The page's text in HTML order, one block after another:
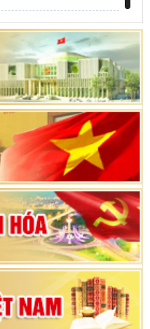
Nhất, Quốc hội khóa XVI
bỏ phiếu bầu cử ĐBQH
HĐND các cấp nhiệm kỳ
Nam: vì lợi ích Nhân dân,
đất nước
dung Đại hội đại biểu
lần thứ XX, nhiệm kỳ
bộ xã Yên Thọ lần thứ I,
Ninh lần thứ nhất,